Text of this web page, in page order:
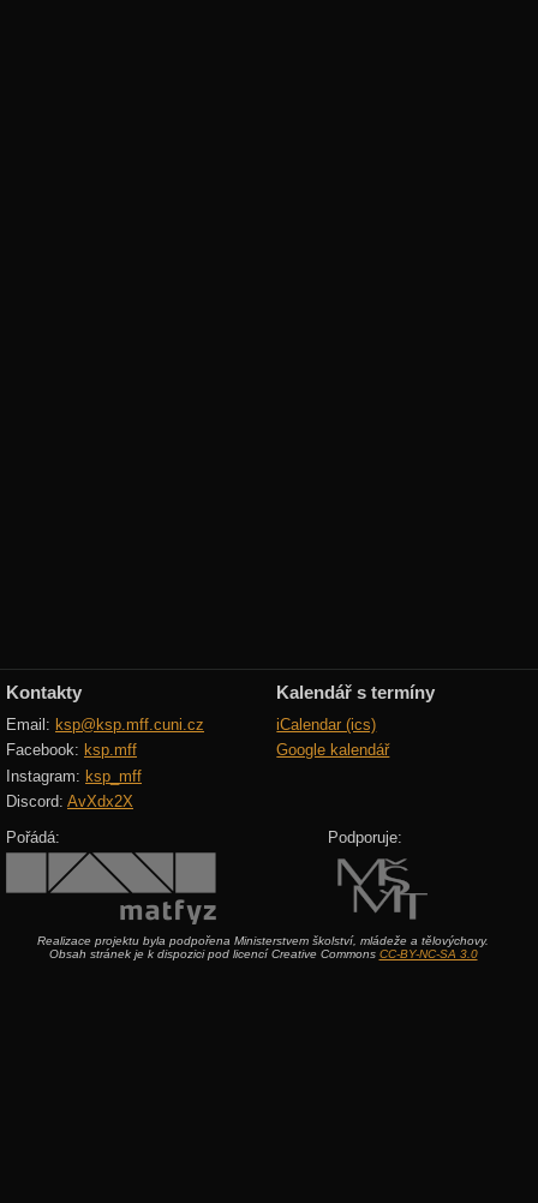
Kontakty
Email: ksp@ksp.mff.cuni.cz
Facebook: ksp.mff
Instagram: ksp_mff
Discord: AvXdx2X
Kalendář s termíny
iCalendar (ics)
Google kalendář
Pořádá: Podporuje:
Realizace projektu byla podpořena Ministerstvem školství, mládeže a tělovýchovy.
Obsah stránek je k dispozici pod licencí Creative Commons CC-BY-NC-SA 3.0